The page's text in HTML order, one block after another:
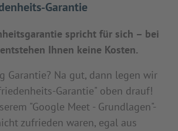
Garantie
spricht für sich – bei
Ihnen keine Kosten.
Garantie? Na gut, dann legen wir
Garantie" oben drauf!
"Google Meet - Grundlagen"-
zufrieden waren, egal aus